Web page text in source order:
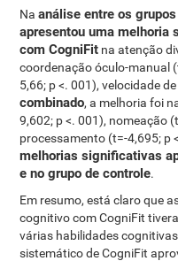
Naanálise entre os grupos
apresentou uma melhoria
com CogniFit na atenção
coordenação óculo-manual
5,66; p <. 001), velocidade
combinado, a melhoria foi
9,602; p <. 001), nomeação
processamento (t=-4,695; p
melhorias significativas
e no grupo de controle.
Em resumo, está claro que
cognitivo com CogniFit
várias habilidades
sistemático de CogniFit